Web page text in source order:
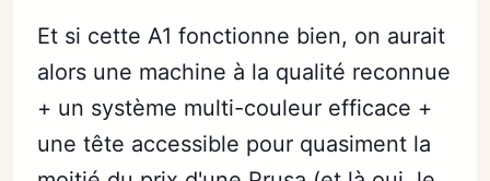
Et si cette A1 fonctionne bien, on aurait
alors une machine à la qualité reconnue
+ un système multi-couleur efficace +
une tête accessible pour quasiment la